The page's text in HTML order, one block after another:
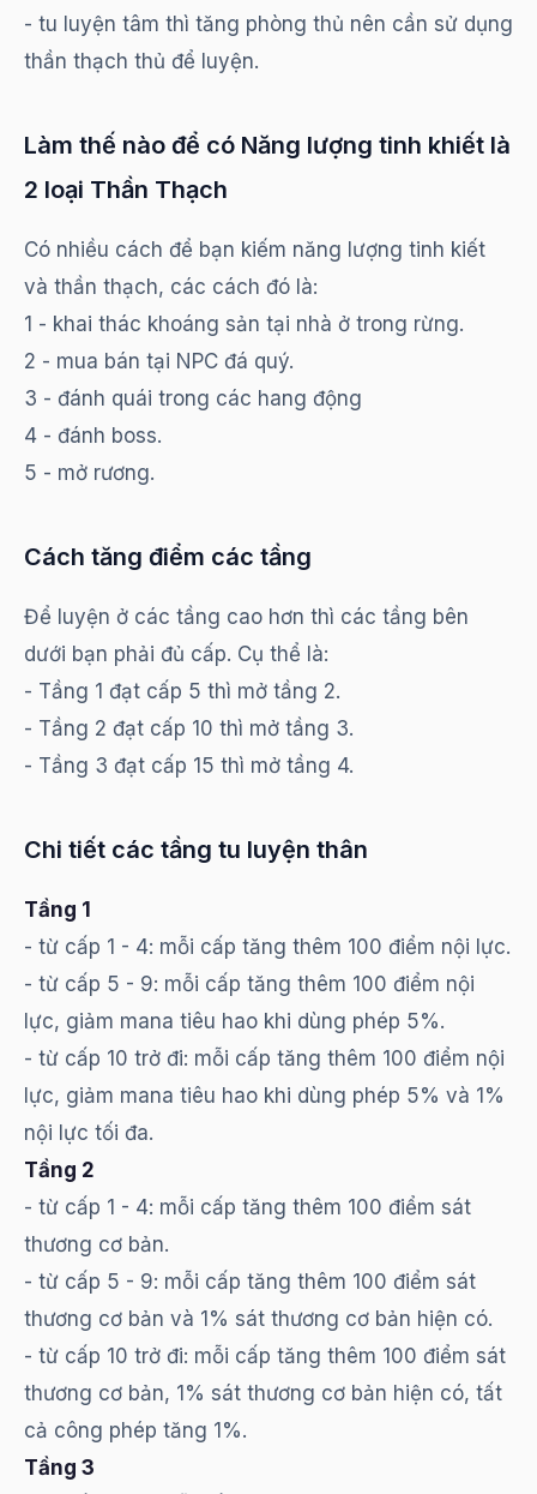
- tu luyện tâm thì tăng phòng thủ nên cần sử dụng
thần thạch thủ để luyện.
Làm thế nào để có Năng lượng tinh khiết là
2 loại Thần Thạch
Có nhiều cách để bạn kiếm năng lượng tinh kiết
và thần thạch, các cách đó là:
1 - khai thác khoáng sản tại nhà ở trong rừng.
2 - mua bán tại NPC đá quý.
3 - đánh quái trong các hang động
4 - đánh boss.
5 - mở rương.
Cách tăng điểm các tầng
Để luyện ở các tầng cao hơn thì các tầng bên
dưới bạn phải đủ cấp. Cụ thể là:
- Tầng 1 đạt cấp 5 thì mở tầng 2.
- Tầng 2 đạt cấp 10 thì mở tầng 3.
- Tầng 3 đạt cấp 15 thì mở tầng 4.
Chi tiết các tầng tu luyện thân
Tầng 1
- từ cấp 1 - 4: mỗi cấp tăng thêm 100 điểm nội lực.
- từ cấp 5 - 9: mỗi cấp tăng thêm 100 điểm nội
lực, giảm mana tiêu hao khi dùng phép 5%.
- từ cấp 10 trở đi: mỗi cấp tăng thêm 100 điểm nội
lực, giảm mana tiêu hao khi dùng phép 5% và 1%
nội lực tối đa.
Tầng 2
- từ cấp 1 - 4: mỗi cấp tăng thêm 100 điểm sát
thương cơ bản.
- từ cấp 5 - 9: mỗi cấp tăng thêm 100 điểm sát
thương cơ bản và 1% sát thương cơ bản hiện có.
- từ cấp 10 trở đi: mỗi cấp tăng thêm 100 điểm sát
thương cơ bản, 1% sát thương cơ bản hiện có, tất
cả công phép tăng 1%.
Tầng 3